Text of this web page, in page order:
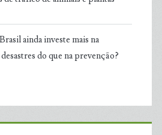
ainda investe mais na
do que na prevenção?